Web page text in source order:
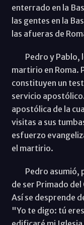
enterrado en la
las gentes en la
las afueras de
Pedro y Pablo,
martirio en Roma.
constituyen un
servicio
apostólica de la
visitas a sus
esfuerzo
el martirio.
Pedro asumió,
de ser Primado
Así se desprende
"Yo te digo: tú